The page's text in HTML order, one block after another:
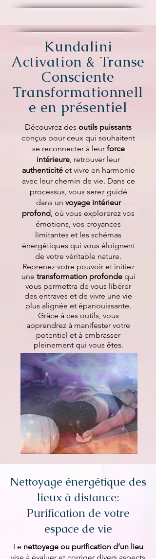
Kundalini
Activation & Transe
Consciente
Transformationnell
e en présentiel
Découvrez des outils puissants
conçus pour ceux qui souhaitent
se reconnecter à leur force
intérieure, retrouver leur
authenticitéet vivre en harmonie
avec leur chemin de vie. Dans ce
processus, vous serez guidé
dans un voyage intérieur
profond, où vous explorerez vos
émotions, vos croyances
limitantes et les schémas
énergétiques qui vous éloignent
de votre véritable nature.
Reprenez votre pouvoir et initiez
une transformation profondequi
vous permettra de vous libérer
des entraves et de vivre une vie
plus alignée et épanouissante.
Grâce à ces outils, vous
apprendrez à manifester votre
potentiel et à embrasser
pleinement qui vous êtes.
Nettoyage énergétique des
lieux à distance:
Purification de votre
espace de vie
Le nettoyage ou purification d’un lieu